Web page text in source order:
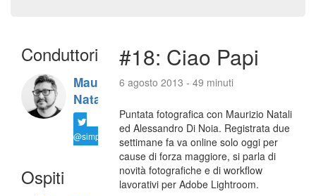
Conduttori
Maurizio
Natali
@simplemal
Ospiti
#18: Ciao Papi
6 agosto 2013 - 49 minuti
Puntata fotografica con Maurizio Natali
ed Alessandro Di Noia. Registrata due
settimane fa va online solo oggi per
cause di forza maggiore, si parla di
novità fotografiche e di workflow
lavorativi per Adobe Lightroom.